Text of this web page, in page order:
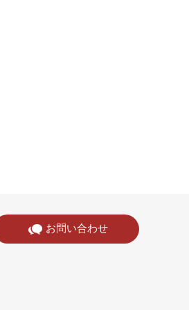
お問い合わせ